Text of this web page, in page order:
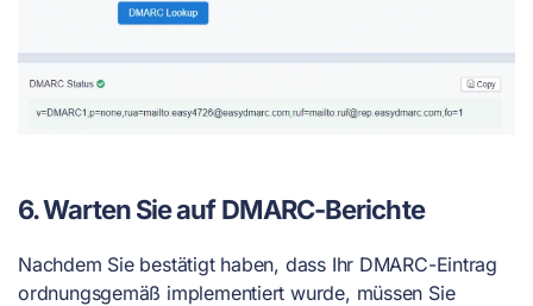
6. Warten Sie auf DMARC-Berichte
Nachdem Sie bestätigt haben, dass Ihr DMARC-Eintrag
ordnungsgemäß implementiert wurde, müssen Sie